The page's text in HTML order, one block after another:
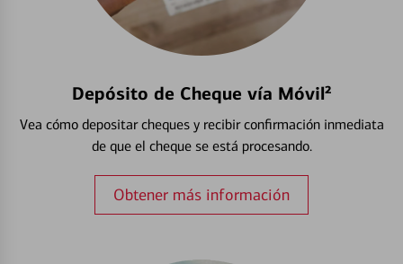
Depósito de Cheque vía Móvil²
Vea cómo depositar cheques y recibir confirmación inmediata
de que el cheque se está procesando.
Obtener más información